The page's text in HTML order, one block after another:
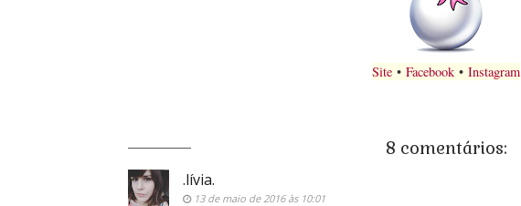
Site •Facebook •Instagram
8 comentários:
.lívia.
13 de maio de 2016 às 10:01